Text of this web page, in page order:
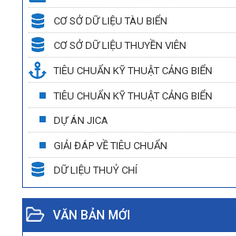
CƠ SỞ DỮ LIỆU TÀU BIỂN
CƠ SỞ DỮ LIỆU THUYỀN VIÊN
TIÊU CHUẨN KỸ THUẬT CẢNG BIỂN
TIÊU CHUẨN KỸ THUẬT CẢNG BIỂN
DỰ ÁN JICA
GIẢI ĐÁP VỀ TIÊU CHUẨN
DỮ LIỆU THUỶ CHÍ
VĂN BẢN MỚI